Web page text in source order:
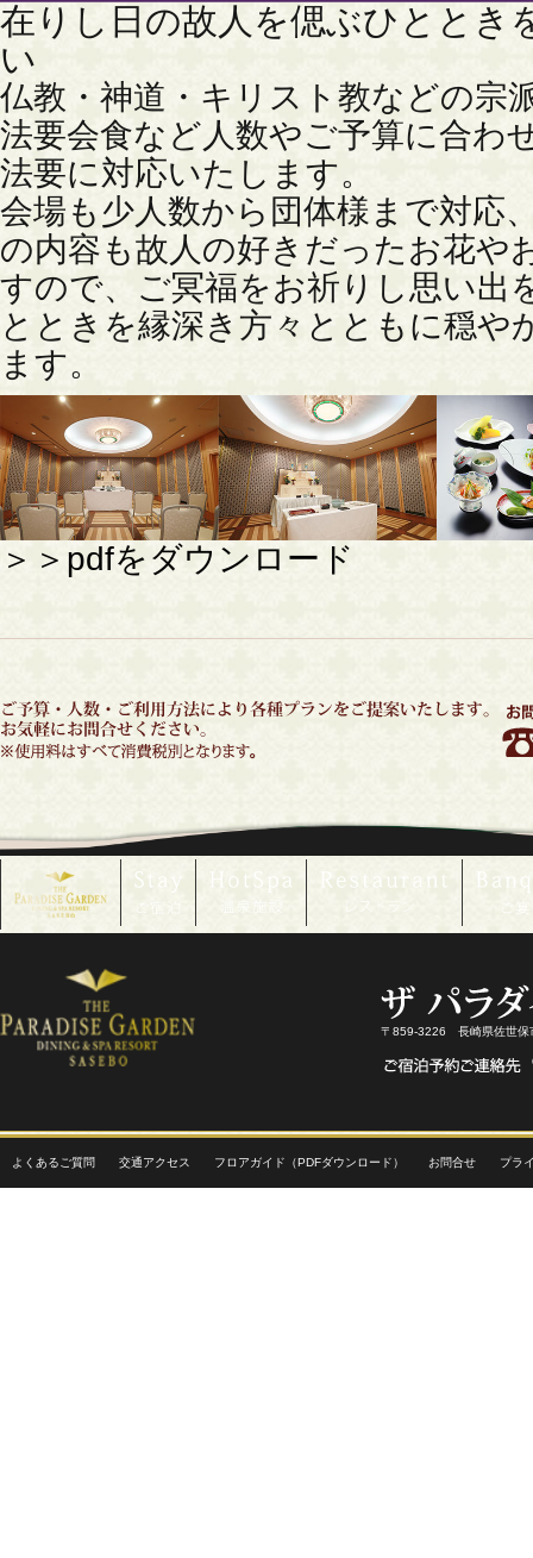
在りし日の故人を偲ぶひととき
い
仏教・神道・キリスト教などの宗
法要会食など人数やご予算に合わ
法要に対応いたします。
会場も少人数から団体様まで対応
の内容も故人の好きだったお花や
すので、ご冥福をお祈りし思い出
とときを縁深き方々とともに穏や
ます。
＞＞pdfをダウンロード
〒859-3226 長崎県佐世保
よくあるご質問 交通アクセス フロアガイド（PDFダウンロード） お問合せ プラ